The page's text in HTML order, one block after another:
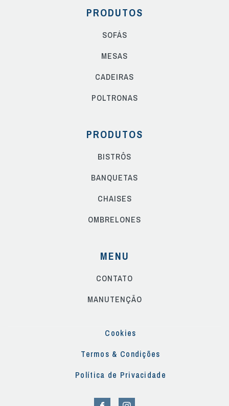
PRODUTOS
SOFÁS
MESAS
CADEIRAS
POLTRONAS
PRODUTOS
BISTRÔS
BANQUETAS
CHAISES
OMBRELONES
MENU
CONTATO
MANUTENÇÃO
Cookies
Termos & Condições
Política de Privacidade